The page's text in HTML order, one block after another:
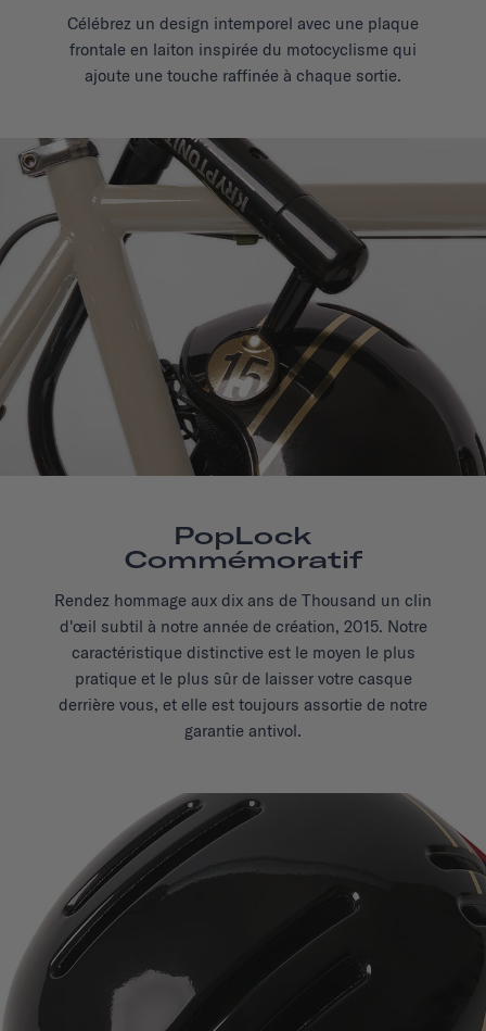
Célébrez un design intemporel avec une plaque
frontale en laiton inspirée du motocyclisme qui
ajoute une touche raffinée à chaque sortie.
PopLock
Commémoratif
Rendez hommage aux dix ans de Thousand un clin
d'œil subtil à notre année de création, 2015. Notre
caractéristique distinctive est le moyen le plus
pratique et le plus sûr de laisser votre casque
derrière vous, et elle est toujours assortie de notre
garantie antivol.